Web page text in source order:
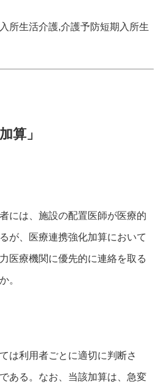
入所生活介護,介護予防短期入所生
算」
には、施設の配置医師が医療的
が、医療連携強化加算において
医療機関に優先的に連絡を取る
。
は利用者ごとに適切に判断さ
ある。なお、当該加算は、急変